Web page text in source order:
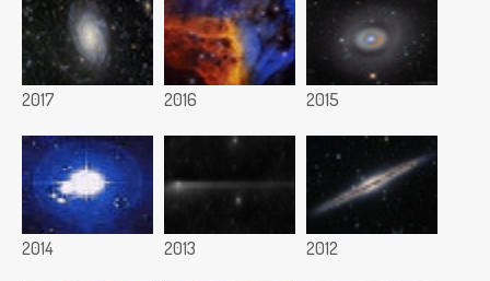
2017 2016 2015
2014 2013 2012